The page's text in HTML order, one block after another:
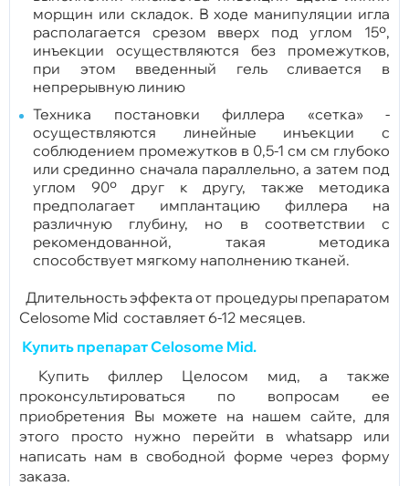
морщин или складок. В ходе манипуляции игла
располагается срезом вверх под углом 15º,
инъекции осуществляются без промежутков,
при этом введенный гель сливается в
непрерывную линию
Техника постановки филлера «сетка» -
осуществляются линейные инъекции с
соблюдением промежутков в 0,5-1 см см глубоко
или срединно сначала параллельно, а затем под
углом 90º друг к другу, также методика
предполагает имплантацию филлера на
различную глубину, но в соответствии с
рекомендованной, такая методика
способствует мягкому наполнению тканей.
Длительность эффекта от процедуры препаратом
Celosome Mid составляет 6-12 месяцев.
Купить препарат Celosome Mid.
Купить филлер Целосом мид, а также
проконсультироваться по вопросам ее
приобретения Вы можете на нашем сайте, для
этого просто нужно перейти в whatsapp или
написать нам в свободной форме через форму
заказа.